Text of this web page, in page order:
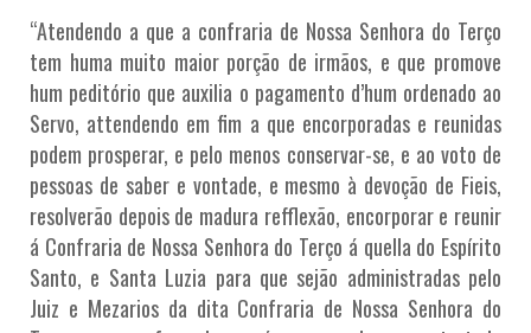
“Atendendo a que a confraria de Nossa Senhora do Terço
tem huma muito maior porção de irmãos, e que promove
hum peditório que auxilia o pagamento d’hum ordenado ao
Servo, attendendo em fim a que encorporadas e reunidas
podem prosperar, e pelo menos conservar-se, e ao voto de
pessoas de saber e vontade, e mesmo à devoção de Fieis,
resolverão depois de madura refflexão, encorporar e reunir
á Confraria de Nossa Senhora do Terço á quella do Espírito
Santo, e Santa Luzia para que sejão administradas pelo
Juiz e Mezarios da dita Confraria de Nossa Senhora do